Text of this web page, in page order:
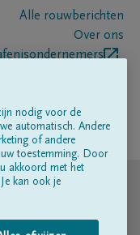
Alle rouwberichten
Over ons
nodig voor de
automatisch. Andere
of andere
toestemming. Door
akkoord met het
kan ook je